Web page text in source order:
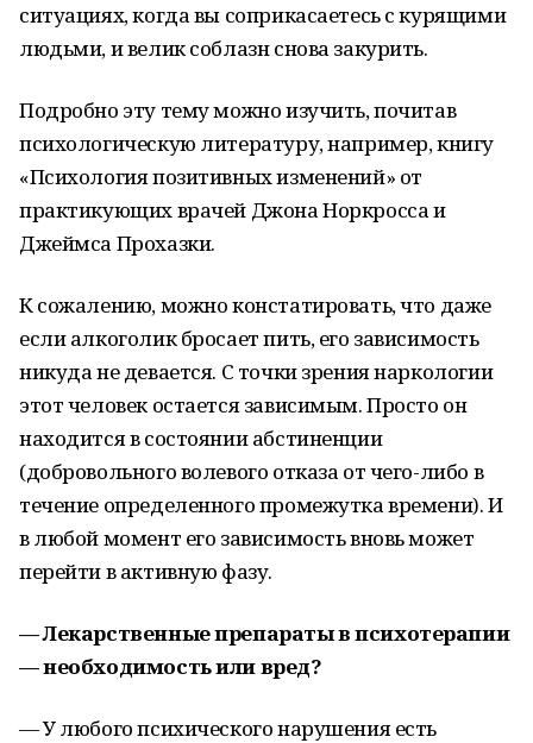
ситуациях, когда вы соприкасаетесь с курящими
людьми, и велик соблазн снова закурить.
Подробно эту тему можно изучить, почитав
психологическую литературу, например, книгу
«Психология позитивных изменений» от
практикующих врачей Джона Норкросса и
Джеймса Прохазки.
К сожалению, можно констатировать, что даже
если алкоголик бросает пить, его зависимость
никуда не девается. С точки зрения наркологии
этот человек остается зависимым. Просто он
находится в состоянии абстиненции
(добровольного волевого отказа от чего-либо в
течение определенного промежутка времени). И
в любой момент его зависимость вновь может
перейти в активную фазу.
— Лекарственные препараты в психотерапии
— необходимость или вред?
— У любого психического нарушения есть